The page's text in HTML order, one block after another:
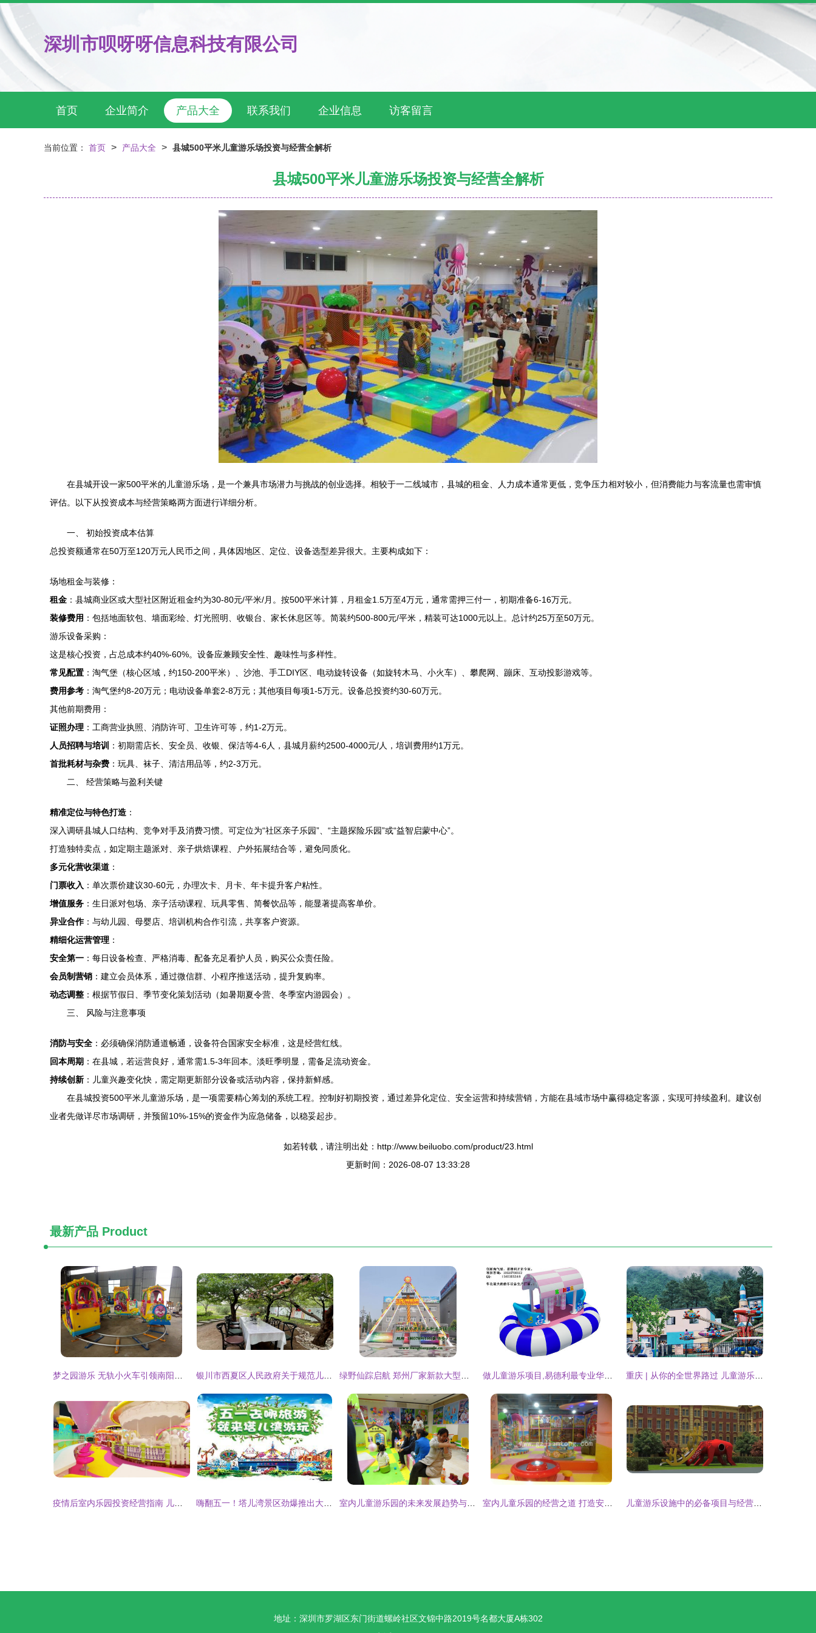
深圳市呗呀呀信息科技有限公司
首页 企业简介 产品大全 联系我们 企业信息 访客留言
当前位置： 首页 > 产品大全 > 县城500平米儿童游乐场投资与经营全解析
县城500平米儿童游乐场投资与经营全解析
在县城开设一家500平米的儿童游乐场，是一个兼具市场潜力与挑战的创业选择。相较于一二线城市，县城的租金、人力成本通常更低，竞争压力相对较小，但消费能力与客流量也需审慎
评估。以下从投资成本与经营策略两方面进行详细分析。
一、 初始投资成本估算
总投资额通常在50万至120万元人民币之间，具体因地区、定位、设备选型差异很大。主要构成如下：
场地租金与装修：
租金 ：县城商业区或大型社区附近租金约为30-80元/平米/月。按500平米计算，月租金1.5万至4万元，通常需押三付一，初期准备6-16万元。
装修费用 ：包括地面软包、墙面彩绘、灯光照明、收银台、家长休息区等。简装约500-800元/平米，精装可达1000元以上。总计约25万至50万元。
游乐设备采购：
这是核心投资，占总成本约40%-60%。设备应兼顾安全性、趣味性与多样性。
常见配置 ：淘气堡（核心区域，约150-200平米）、沙池、手工DIY区、电动旋转设备（如旋转木马、小火车）、攀爬网、蹦床、互动投影游戏等。
费用参考 ：淘气堡约8-20万元；电动设备单套2-8万元；其他项目每项1-5万元。设备总投资约30-60万元。
其他前期费用：
证照办理 ：工商营业执照、消防许可、卫生许可等，约1-2万元。
人员招聘与培训
：初期需店长、安全员、收银、保洁等4-6人，县城月薪约2500-4000元/人，培训费用约1万元。
首批耗材与杂费 ：玩具、袜子、清洁用品等，约2-3万元。
二、 经营策略与盈利关键
精准定位与特色打造 ：
深入调研县城人口结构、竞争对手及消费习惯。可定位为“社区亲子乐园”、“主题探险乐园”或“益智启蒙中心”。
打造独特卖点，如定期主题派对、亲子烘焙课程、户外拓展结合等，避免同质化。
多元化营收渠道 ：
门票收入 ：单次票价建议30-60元，办理次卡、月卡、年卡提升客户粘性。
增值服务 ：生日派对包场、亲子活动课程、玩具零售、简餐饮品等，能显著提高客单价。
异业合作：与幼儿园、母婴店、培训机构合作引流，共享客户资源。
精细化运营管理 ：
安全第一 ：每日设备检查、严格消毒、配备充足看护人员，购买公众责任险。
会员制营销 ：建立会员体系，通过微信群、小程序推送活动，提升复购率。
动态调整 ：根据节假日、季节变化策划活动（如暑期夏令营、冬季室内游园会）。
三、 风险与注意事项
消防与安全 ：必须确保消防通道畅通，设备符合国家安全标准，这是经营红线。
回本周期 ：在县城，若运营良好，通常需1.5-3年回本。淡旺季明显，需备足流动资金。
持续创新 ：儿童兴趣变化快，需定期更新部分设备或活动内容，保持新鲜感。
在县城投资500平米儿童游乐场，是一项需要精心筹划的系统工程。控制好初期投资，通过差异化定位、安全运营和持续营销，方能在县域市场中赢得稳定客源，实现可持续盈利。建议创
业者先做详尽市场调研，并预留10%-15%的资金作为应急储备，以稳妥起步。
如若转载，请注明出处：http://www.beiluobo.com/product/23.html
更新时间：2026-08-07 13:33:28
最新产品 Product
地址：深圳市罗湖区东门街道螺岭社区文锦中路2019号名都大厦A栋302